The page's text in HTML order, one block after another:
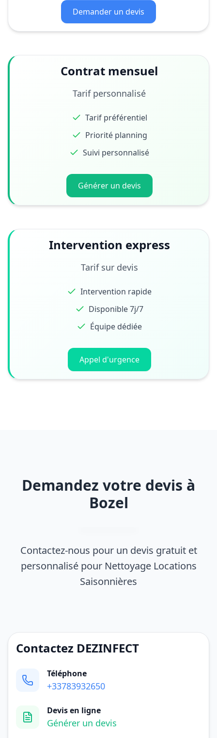
Demander un devis
Contrat mensuel
Tarif personnalisé
Tarif préférentiel
Priorité planning
Suivi personnalisé
Générer un devis
Intervention express
Tarif sur devis
Intervention rapide
Disponible 7j/7
Équipe dédiée
Appel d'urgence
Demandez votre devis à
Bozel
Contactez-nous pour un devis gratuit et
personnalisé pour Nettoyage Locations
Saisonnières
Contactez DEZINFECT
Téléphone
+33783932650
Devis en ligne
Générer un devis